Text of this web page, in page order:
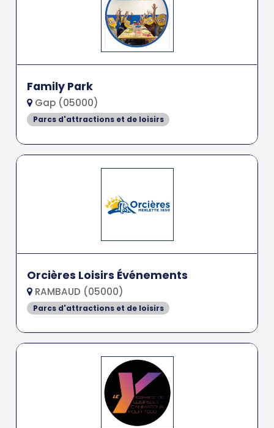
Family Park
Gap (05000)
Parcs d'attractions et de loisirs
Orcières Loisirs Événements
RAMBAUD (05000)
Parcs d'attractions et de loisirs